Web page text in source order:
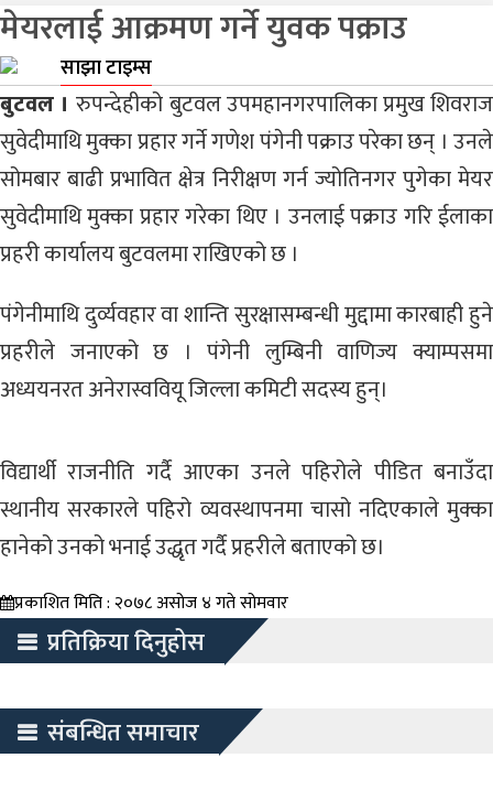
मेयरलाई आक्रमण गर्ने युवक पक्राउ
साझा टाइम्स
बुटवल ।रुपन्देहीको बुटवल उपमहानगरपालिका प्रमुख शिवराज
सुवेदीमाथि मुक्का प्रहार गर्ने गणेश पंगेनी पक्राउ परेका छन् । उनले
सोमबार बाढी प्रभावित क्षेत्र निरीक्षण गर्न ज्योतिनगर पुगेका मेयर
सुवेदीमाथि मुक्का प्रहार गरेका थिए । उनलाई पक्राउ गरि ईलाका
प्रहरी कार्यालय बुटवलमा राखिएको छ ।
पंगेनीमाथि दुर्व्यवहार वा शान्ति सुरक्षासम्बन्धी मुद्दामा कारबाही हुने
प्रहरीले जनाएको छ । पंगेनी लुम्बिनी वाणिज्य क्याम्पसमा
अध्ययनरत अनेरास्ववियू जिल्ला कमिटी सदस्य हुन्।
विद्यार्थी राजनीति गर्दै आएका उनले पहिरोले पीडित बनाउँदा
स्थानीय सरकारले पहिरो व्यवस्थापनमा चासो नदिएकाले मुक्का
हानेको उनको भनाई उद्धृत गर्दै प्रहरीले बताएको छ।
प्रकाशित मिति : २०७८ असोज ४ गते सोमवार
प्रतिक्रिया दिनुहोस
संबन्धित समाचार